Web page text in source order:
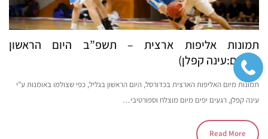
תמונות אליפות ארצית – תשפ”ב היום הראשון
(צילום:עינה קפלן)
תמונות מיום האליפות הארצית בכדורסל, היום הראשון בגליל, כפי שצולמו באומנות ע”י
עינה קפלן, רגעים יפים מיום מוצלח וספורטיבי…
Read More